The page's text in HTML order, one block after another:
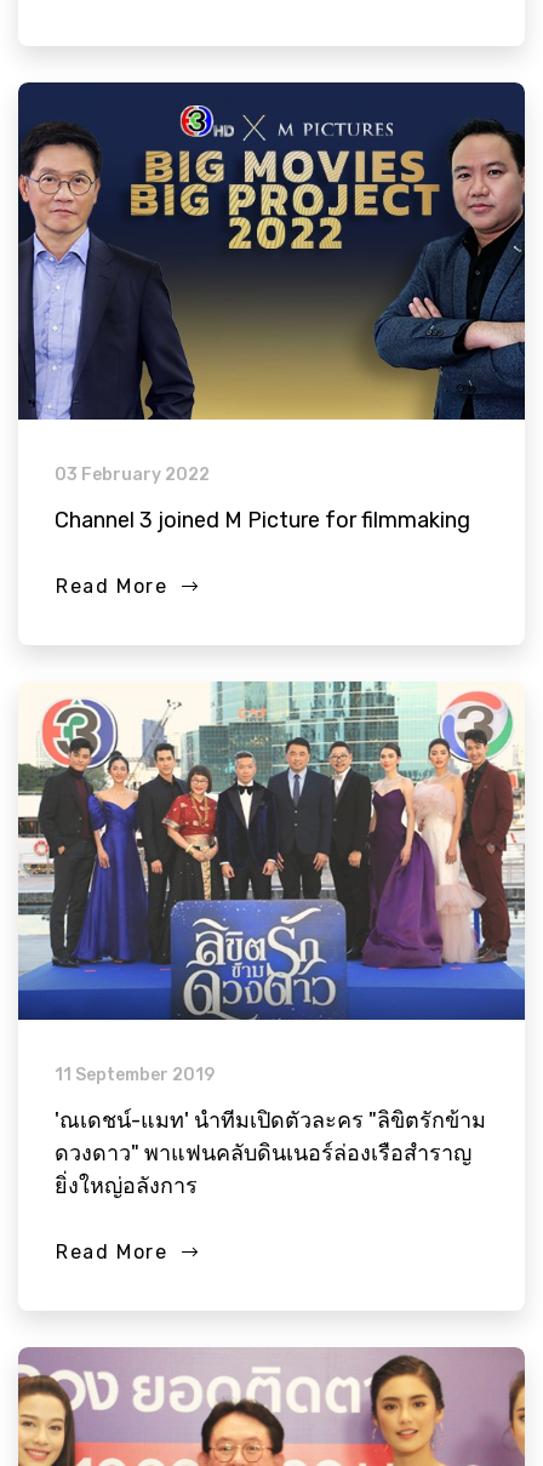
03 February 2022
Channel 3 joined M Picture for filmmaking
Read More
11 September 2019
'ณเดชน์-แมท' นำทีมเปิดตัวละคร "ลิขิตรักข้าม
ดวงดาว" พาแฟนคลับดินเนอร์ล่องเรือสำราญ
ยิ่งใหญ่อลังการ
Read More